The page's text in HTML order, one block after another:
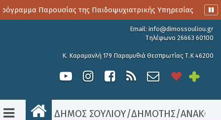
Παρουσίας της Παιδοψυχιατρικής Υπηρεσίας
Email: info@dimossouliou.gr
Τηλέφωνο 26663 60100
Κ. Καραμανλή 179 Παραμυθιά Θεσπρωτίας Τ.Κ 46200
ΔΗΜΟΣ ΣΟΥΛΙΟΥ/ΔΗΜΟΤΗΣ/